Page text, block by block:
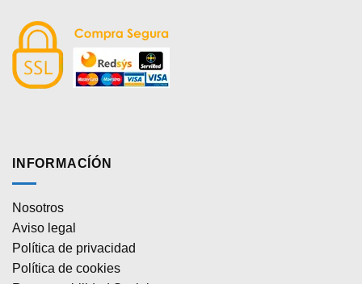
INFORMACÍÓN
Nosotros
Aviso legal
Política de privacidad
Política de cookies